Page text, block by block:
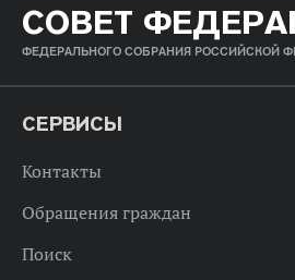
СОВЕТ
ФЕДЕРАЛЬНОГО СОБРАНИЯ РОССИЙСКОЙ
СЕРВИСЫ
Контакты
Обращения граждан
Поиск